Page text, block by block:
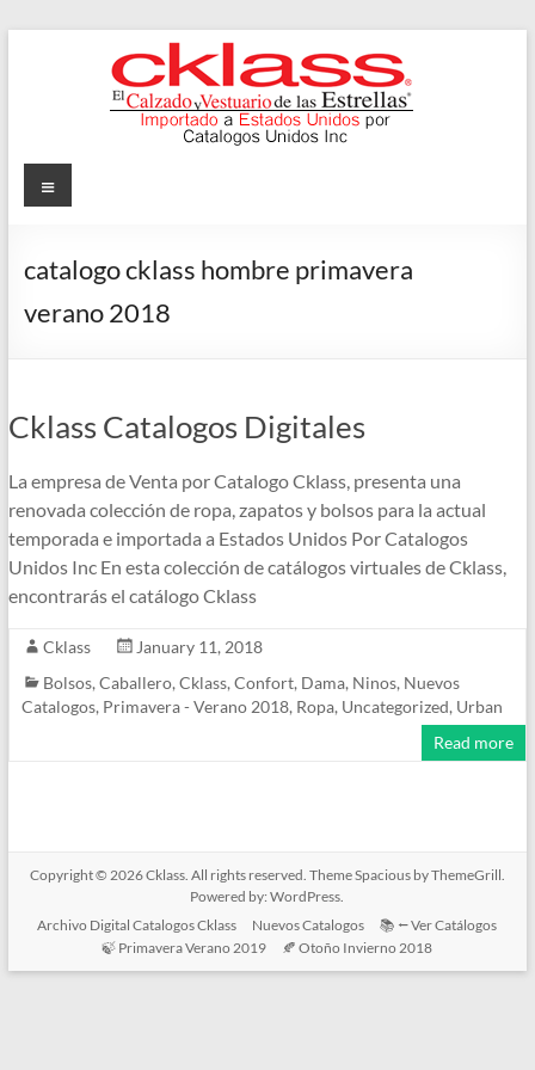
Cklass
y
Vestuario
Menu
catalogo cklass hombre primavera
verano 2018
Cklass Catalogos Digitales
La empresa de Venta por Catalogo Cklass, presenta una
renovada colección de ropa, zapatos y bolsos para la actual
temporada e importada a Estados Unidos Por Catalogos
Unidos Inc En esta colección de catálogos virtuales de Cklass,
encontrarás el catálogo Cklass
Cklass
January 11, 2018
Bolsos, Caballero, Cklass, Confort, Dama, Ninos, Nuevos
Catalogos, Primavera - Verano 2018, Ropa, Uncategorized, Urban
Read more
Copyright © 2026Cklass. All rights reserved. ThemeSpaciousby ThemeGrill.
Powered by:WordPress.
Archivo Digital Catalogos Cklass
Nuevos Catalogos
📚 ⭠ Ver Catálogos
🍃 Primavera Verano 2019
🍂 Otoño Invierno 2018